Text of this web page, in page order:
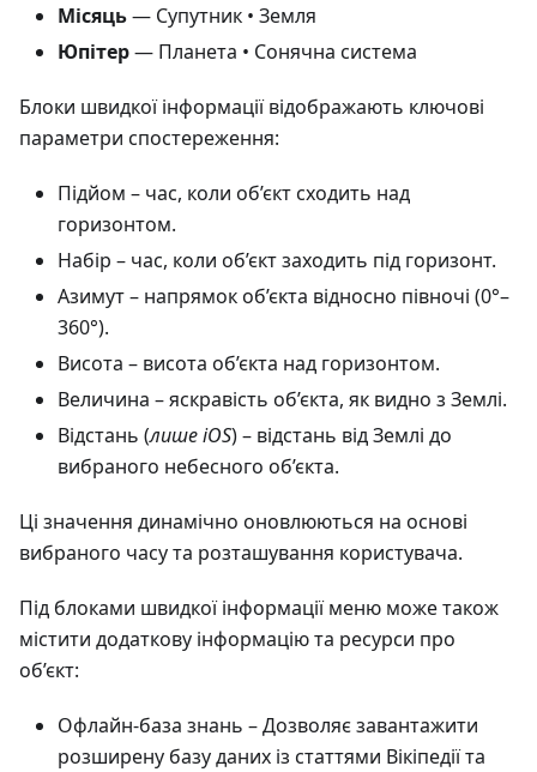
Місяць— Супутник • Земля
Юпітер— Планета • Сонячна система
Блоки швидкої інформації відображають ключові
параметри спостереження:
Підйом – час, коли об’єкт сходить над
горизонтом.
Набір – час, коли об’єкт заходить під горизонт.
Азимут– напрямок об’єкта відносно півночі (0°–
360°).
Висота – висота об’єкта над горизонтом.
Величина – яскравість об’єкта, як видно з Землі.
Відстань (лише iOS) – відстань від Землі до
вибраного небесного об’єкта.
Ці значення динамічно оновлюються на основі
вибраного часу та розташування користувача.
Під блоками швидкої інформації меню може також
містити додаткову інформацію та ресурси про
об’єкт:
Офлайн-база знань – Дозволяє завантажити
розширену базу даних із статтями Вікіпедії та